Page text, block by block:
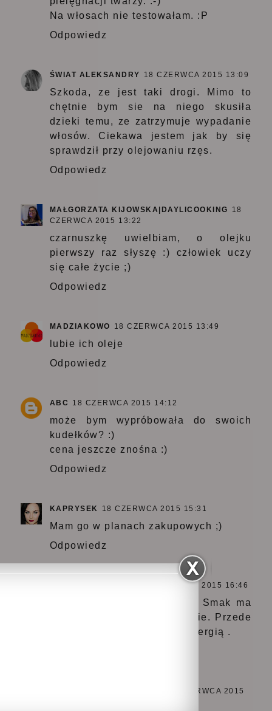
Na włosach nie testowałam. :P
Odpowiedz
ŚWIAT ALEKSANDRY 18 CZERWCA 2015 13:09
Szkoda, ze jest taki drogi. Mimo to
chętnie bym sie na niego skusiła
dzieki temu, ze zatrzymuje wypadanie
włosów. Ciekawa jestem jak by się
sprawdził przy olejowaniu rzęs.
Odpowiedz
MAŁGORZATA KIJOWSKA|DAYLICOOKING
18
CZERWCA 2015 13:22
czarnuszkę uwielbiam, o olejku
pierwszy raz słyszę :) człowiek uczy
się całe życie ;)
Odpowiedz
MADZIAKOWO 18 CZERWCA 2015 13:49
lubie ich oleje
Odpowiedz
ABC 18 CZERWCA 2015 14:12
może bym wypróbowała do swoich
kudełków? :)
cena jeszcze znośna :)
Odpowiedz
KAPRYSEK 18 CZERWCA 2015 15:31
Mam go w planach zakupowych ;)
Odpowiedz
18 CZERWCA 2015 16:46
Ja go stosuje od wewnątrz. Smak ma
okrutny, ale działa zdrowotnie. Przede
wszystkim to radzi sobie z alergią .
18 CZERWCA 2015